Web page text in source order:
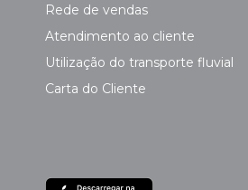
Rede de vendas
Atendimento ao cliente
Utilização do transporte fluvial
Carta do Cliente